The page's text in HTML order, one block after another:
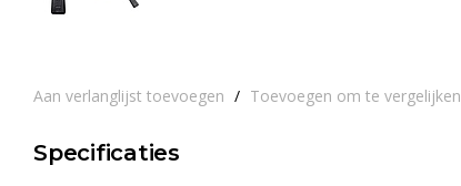
Aan verlanglijst toevoegen / Toevoegen om te vergelijken
Specificaties